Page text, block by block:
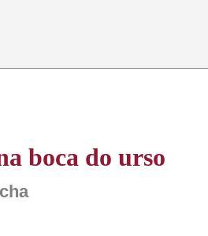
boca do urso